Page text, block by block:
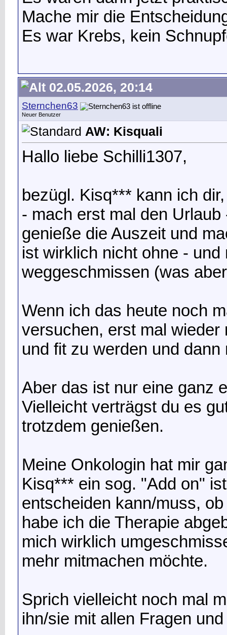
Mache mir die
Es war Krebs, kein
02.05.2026, 20:14
Sternchen63
Neuer Benutzer
AW: Kisquali
Hallo liebe Schilli1307,
bezügl. Kisq*** kann ich
- mach erst mal den
genieße die Auszeit und
ist wirklich nicht ohne -
weggeschmissen (was
Wenn ich das heute noch
versuchen, erst mal
und fit zu werden und
Aber das ist nur eine ganz
Vielleicht verträgst du es
trotzdem genießen.
Meine Onkologin hat mir
Kisq*** ein sog. "Add on"
entscheiden kann/muss,
habe ich die Therapie
mich wirklich
mehr mitmachen möchte.
Sprich vielleicht noch mal
ihn/sie mit allen Fragen